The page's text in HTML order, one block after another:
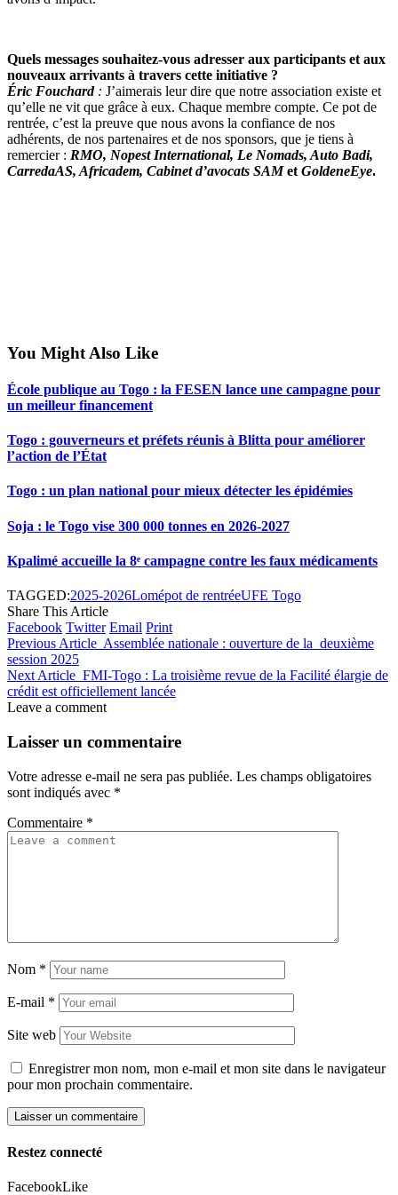
Quels messages souhaitez-vous adresser aux participants et aux
nouveaux arrivants à travers cette initiative ?
Éric Fouchard : J’aimerais leur dire que notre association existe et
qu’elle ne vit que grâce à eux. Chaque membre compte. Ce pot de
rentrée, c’est la preuve que nous avons la confiance de nos
adhérents, de nos partenaires et de nos sponsors, que je tiens à
remercier : RMO, Nopest International, Le Nomads, Auto Badi,
CarredaAS, Africadem, Cabinet d’avocats SAMet GoldeneEye.
You Might Also Like
École publique au Togo : la FESEN lance une campagne pour
un meilleur financement
Togo : gouverneurs et préfets réunis à Blitta pour améliorer
l’action de l’État
Togo : un plan national pour mieux détecter les épidémies
Soja : le Togo vise 300 000 tonnes en 2026-2027
Kpalimé accueille la 8ᵉ campagne contre les faux médicaments
TAGGED:2025-2026Lomépot de rentréeUFE Togo
Share This Article
Facebook Twitter Email Print
Previous Article Assemblée nationale : ouverture de la deuxième
session 2025
Next Article FMI-Togo : La troisième revue de la Facilité élargie de
crédit est officiellement lancée
Leave a comment
Laisser un commentaire
Votre adresse e-mail ne sera pas publiée. Les champs obligatoires
sont indiqués avec *
Commentaire *
Nom *
E-mail *
Site web
Enregistrer mon nom, mon e-mail et mon site dans le navigateur
pour mon prochain commentaire.
Restez connecté
FacebookLike